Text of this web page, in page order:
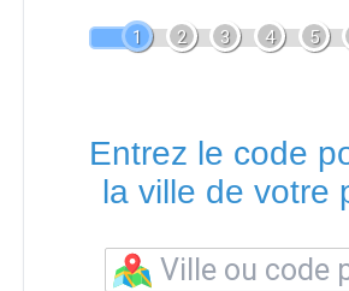
1 2 3 4 5
Entrez le code
la ville de votre